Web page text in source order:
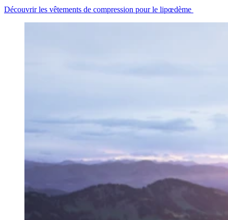
Découvrir les vêtements de compression pour le lipœdème